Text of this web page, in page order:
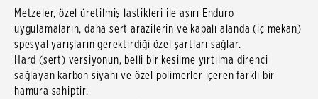
Metzeler, özel üretilmiş lastikleri ile aşırı Enduro
uygulamaların, daha sert arazilerin ve kapalı alanda (iç mekan)
spesyal yarışların gerektirdiği özel şartları sağlar.
Hard (sert) versiyonun, belli bir kesilme yırtılma direnci
sağlayan karbon siyahı ve özel polimerler içeren farklı bir
hamura sahiptir.